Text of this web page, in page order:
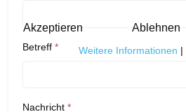
Betreff *
Nachricht *
Akzeptieren Ablehnen
Weitere Informationen |